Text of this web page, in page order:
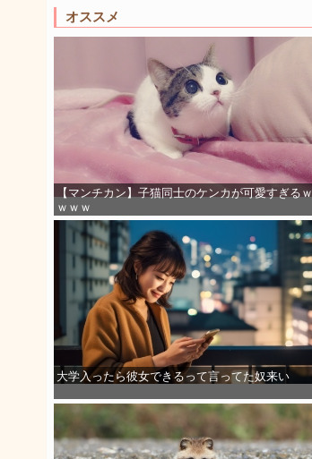
オススメ
【マンチカン】子猫同士のケンカが可愛すぎるｗ
ｗｗｗ
大学入ったら彼女できるって言ってた奴来い